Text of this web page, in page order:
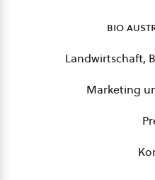
bio
Landwirtschaft,
Marketing